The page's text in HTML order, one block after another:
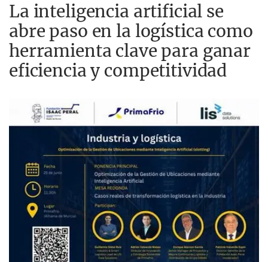
La inteligencia artificial se
abre paso en la logística como
herramienta clave para ganar
eficiencia y competitividad